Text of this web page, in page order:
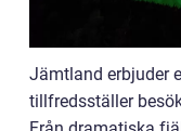
Jämtland erbjuder
tillfredsställer